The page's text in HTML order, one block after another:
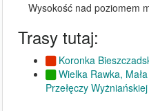
Wysokość nad poziomem
Trasy tutaj:
Koronka
Wielka Rawka,
Przełęczy Wyżniańskiej